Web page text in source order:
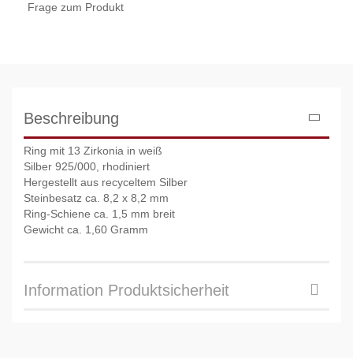
Frage zum Produkt
Beschreibung
Ring mit 13 Zirkonia in weiß
Silber 925/000, rhodiniert
Hergestellt aus recyceltem Silber
Steinbesatz ca. 8,2 x 8,2 mm
Ring-Schiene ca. 1,5 mm breit
Gewicht ca. 1,60 Gramm
Information Produktsicherheit